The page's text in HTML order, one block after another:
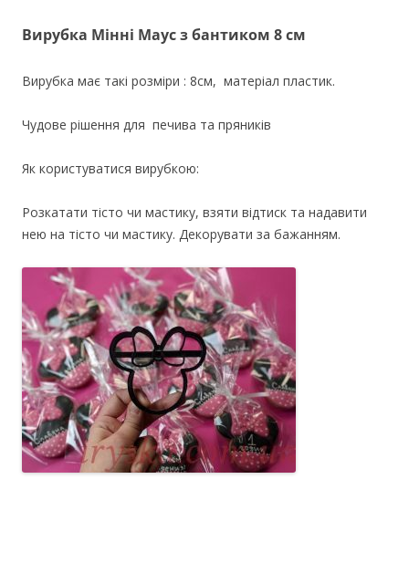
Вирубка Мінні Маус з бантиком 8 см
Вирубка має такі розміри : 8см, матеріал пластик.
Чудове рішення для печива та пряників
Як користуватися вирубкою:
Розкатати тісто чи мастику, взяти відтиск та надавити
нею на тісто чи мастику. Декорувати за бажанням.